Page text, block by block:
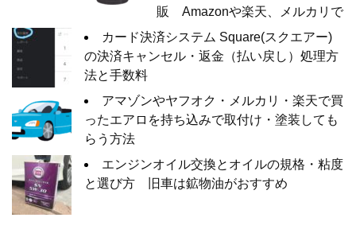
販 Amazonや楽天、メルカリで
カード決済システム Square(スクエアー)
の決済キャンセル・返金（払い戻し）処理方
法と手数料
アマゾンやヤフオク・メルカリ・楽天で買
ったエアロを持ち込みで取付け・塗装しても
らう方法
エンジンオイル交換とオイルの規格・粘度
と選び方 旧車は鉱物油がおすすめ